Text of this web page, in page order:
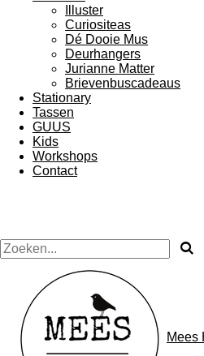
Illuster
Curiositeas
Dé Dooie Mus
Deurhangers
Jurianne Matter
Brievenbuscadeaus
Stationary
Tassen
GUUS
Kids
Workshops
Contact
Mees